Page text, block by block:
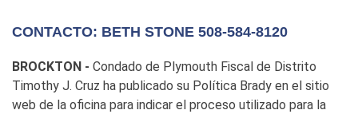
CONTACTO: BETH STONE 508-584-8120
BROCKTON - Condado de Plymouth Fiscal de Distrito
Timothy J. Cruz ha publicado su Política Brady en el sitio
web de la oficina para indicar el proceso utilizado para la